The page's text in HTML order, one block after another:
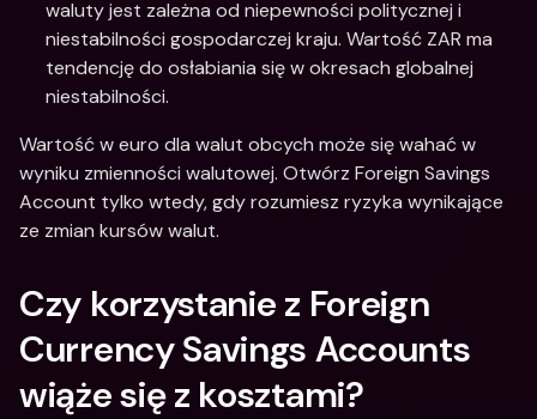
waluty jest zależna od niepewności politycznej i
niestabilności gospodarczej kraju. Wartość ZAR ma
tendencję do osłabiania się w okresach globalnej
niestabilności.
Wartość w euro dla walut obcych może się wahać w
wyniku zmienności walutowej. Otwórz Foreign Savings
Account tylko wtedy, gdy rozumiesz ryzyka wynikające
ze zmian kursów walut.
Czy korzystanie z Foreign
Currency Savings Accounts
wiąże się z kosztami?